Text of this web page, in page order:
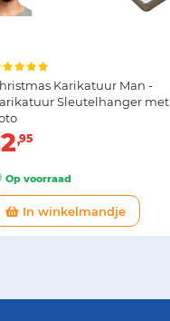
Karikatuur Man -
Sleutelhanger
95
Op voorraad
In winkelmandje